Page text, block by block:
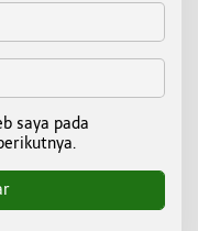
saya pada